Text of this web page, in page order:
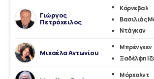
Γιώργος
Πετρόχειλος
Κόρνεβαλ
Βασιλιάς
Ντάγκαν
Μιχαέλα Αντωνίου
Μπρένγκεν
Ξαδέλφη
Μόρχολντ